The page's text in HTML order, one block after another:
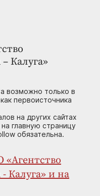
Калуга»
возможно только в
первоисточника
на других сайтах
главную страницу
обязательна.
«Агентство
Калуга» и на